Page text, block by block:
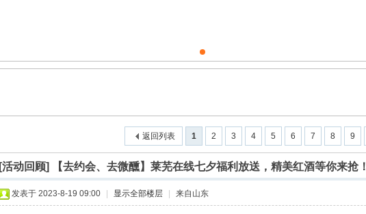
1 2 3 4 5 6 7 8 9
返回列表
[活动回顾] 【去约会、去微醺】莱芜在线七夕福利放送，精美红酒等你来抢！
发表于 2023-8-19 09:00 显示全部楼层 来自山东